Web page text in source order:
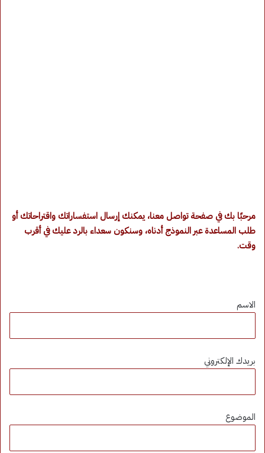
مرحبًا بك في صفحة تواصل معنا، يمكنك إرسال استفساراتك واقتراحاتك أو
طلب المساعدة عبر النموذج أدناه، وسنكون سعداء بالرد عليك في أقرب
وقت.
الاسم
بريدك الإلكتروني
الموضوع